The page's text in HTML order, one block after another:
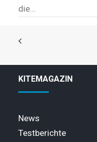
die…
KITEMAGAZIN
News
Testberichte